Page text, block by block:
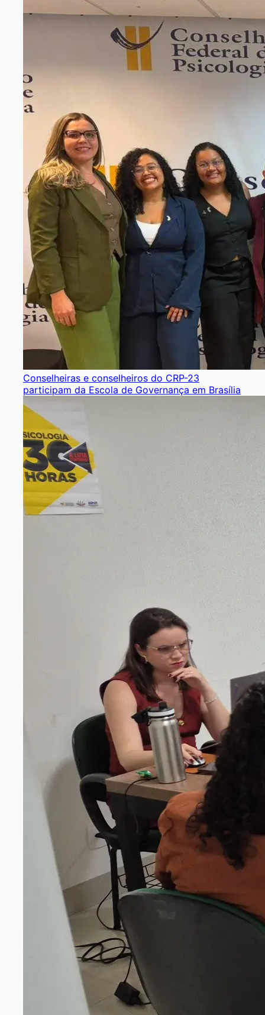
Conselheiras e conselheiros do CRP-23
participam da Escola de Governança em Brasília